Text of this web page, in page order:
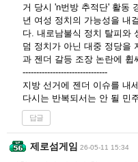
거 당시 'n번방 추적단' 활동
년 여성 정치의 가능성을 내
다. 내로남불식 정치 탈피와
덤 정치가 아닌 대중 정당을
과 젠더 갈등 조장 논란에 휩
-------------------------------
지방 선거에 젠더 이슈를 내
다시는 반복되서는 안 될 민
답글
제로섬게임 26-05-11 15:34